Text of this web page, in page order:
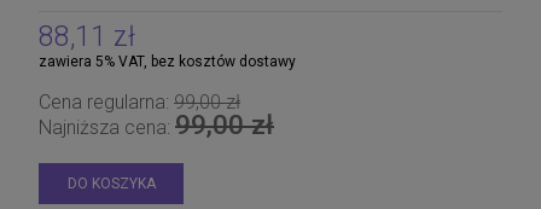
88,11 zł
zawiera 5% VAT, bez kosztów dostawy
Cena regularna: 99,00 zł
Najniższa cena: 99,00 zł
DO KOSZYKA